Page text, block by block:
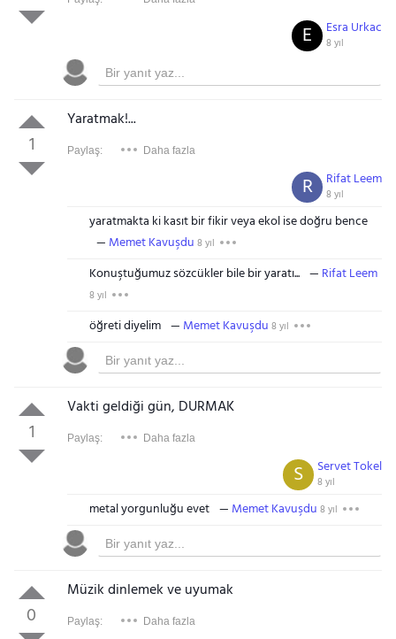
Esra Urkac
8 yıl
E
1
Yaratmak!...
Paylaş: Daha fazla
Rifat Leem
8 yıl
R
yaratmakta ki kasıt bir fikir veya ekol ise doğru bence
Memet Kavuşdu 8 yıl
Konuştuğumuz sözcükler bile bir yaratı... Rifat Leem
8 yıl
öğreti diyelim Memet Kavuşdu 8 yıl
1
Vakti geldiği gün, DURMAK
Paylaş: Daha fazla
Servet Tokel
8 yıl
S
metal yorgunluğu evet Memet Kavuşdu 8 yıl
0
Müzik dinlemek ve uyumak
Paylaş: Daha fazla